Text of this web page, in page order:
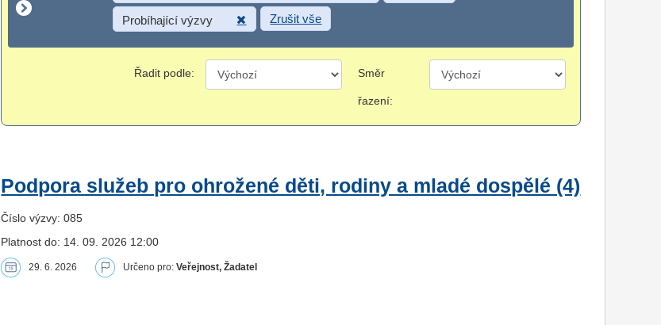
Probíhající výzvy Zrušit vše
Řadit podle: Směr
řazení:
Podpora služeb pro ohrožené děti, rodiny a mladé dospělé (4)
Číslo výzvy: 085
Platnost do: 14. 09. 2026 12:00
29. 6. 2026 Určeno pro:Veřejnost, Žadatel